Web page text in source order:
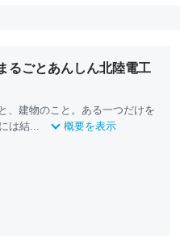
ごとあんしん北陸電工
、建物のこと。ある一つだけを
は結...
概要を表示